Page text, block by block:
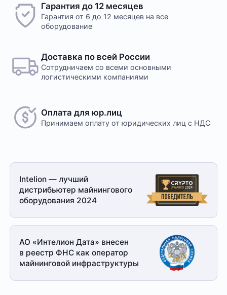
Гарантия до 12 месяцев
Гарантия от 6 до 12 месяцев на все
оборудование
Доставка по всей России
Сотрудничаем со всеми основными
логистическими компаниями
Оплата для юр.лиц
Принимаем оплату от юридических лиц с НДС
Intelion — лучший
дистрибьютер майнингового
оборудования 2024
АО «Интелион Дата» внесен
в реестр ФНС как оператор
майнинговой инфраструктуры